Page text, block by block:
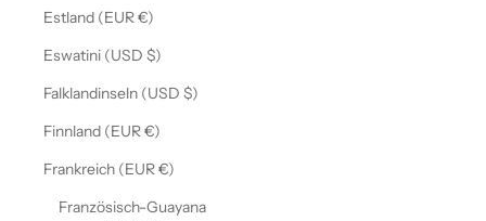
Estland (EUR €)
Eswatini (USD $)
Falklandinseln (USD $)
Finnland (EUR €)
Frankreich (EUR €)
Französisch-Guayana